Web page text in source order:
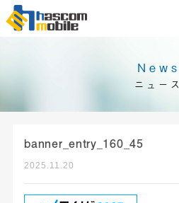
News
ニュース
banner_entry_160_45
2025.11.20